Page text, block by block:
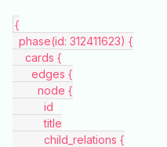
{
  phase(id: 312411623) {
    cards {
      edges {
        node {
          id
          title
          child_relations {